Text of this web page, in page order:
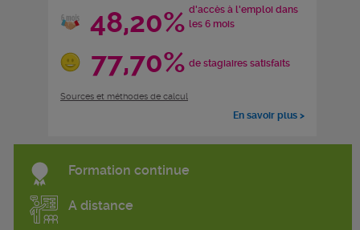
48,20% d'accès à l'emploi dans
les 6 mois
77,70% de stagiaires satisfaits
Sources et méthodes de calcul
En savoir plus >
Formation continue
A distance